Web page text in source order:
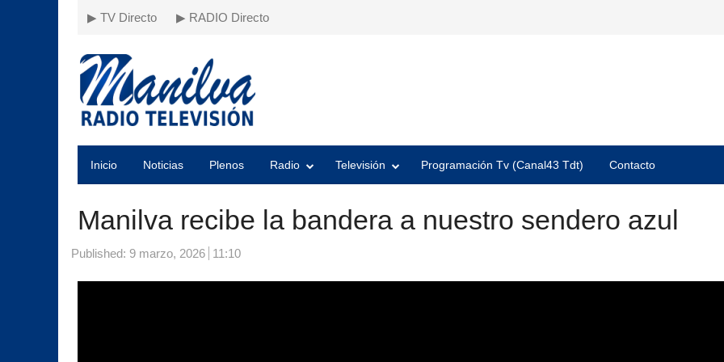
▶ TV Directo ▶ RADIO Directo
Inicio Noticias Plenos Radio Televisión Programación Tv (Canal43 Tdt) Contacto
Manilva recibe la bandera a nuestro sendero azul
Published: 9 marzo, 2026 11:10